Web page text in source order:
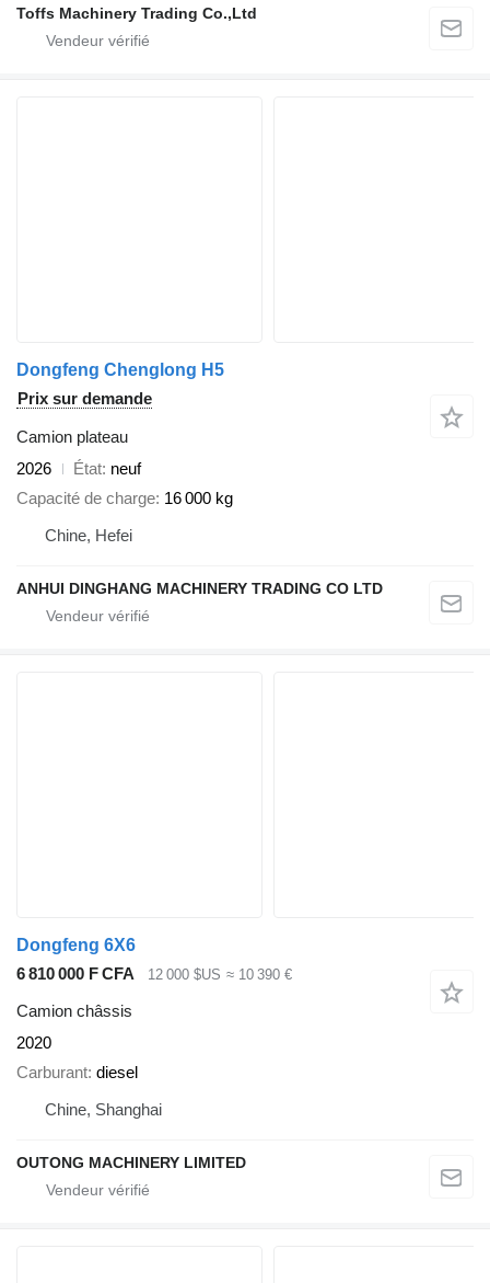
Toffs Machinery Trading Co.,Ltd
Dongfeng Chenglong H5
Prix sur demande
Camion plateau
2026
État neuf
Capacité de charge 16 000 kg
Chine, Hefei
ANHUI DINGHANG MACHINERY TRADING CO LTD
Dongfeng 6X6
6 810 000 F CFA
12 000 $US ≈ 10 390 €
Camion châssis
2020
Carburant diesel
Chine, Shanghai
OUTONG MACHINERY LIMITED